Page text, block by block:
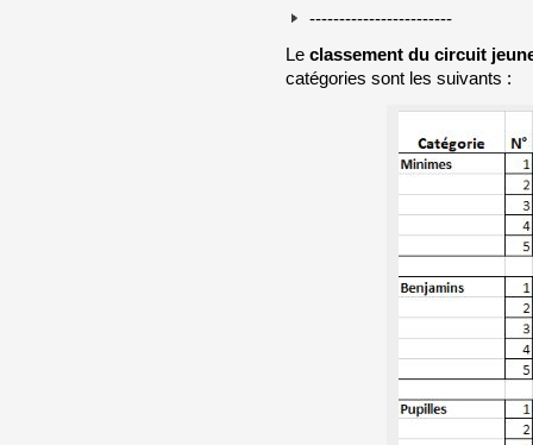
------------------------
Le classement du circuit
catégories sont les suivants :